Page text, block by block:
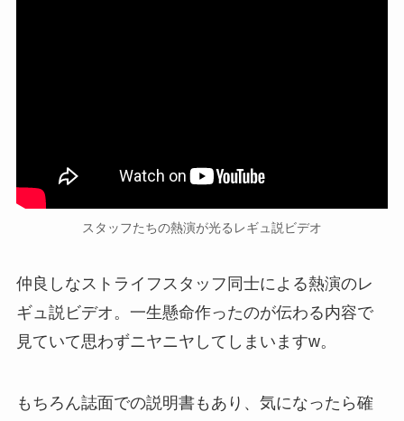
スタッフたちの熱演が光るレギュ説ビデオ
仲良しなストライフスタッフ同士による熱演のレ
ギュ説ビデオ。一生懸命作ったのが伝わる内容で
見ていて思わずニヤニヤしてしまいますw。
もちろん誌面での説明書もあり、気になったら確